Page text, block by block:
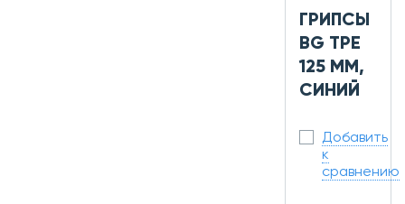
ГРИПСЫ
BG TPE
125 ММ,
СИНИЙ
Добавить
к
сравнению